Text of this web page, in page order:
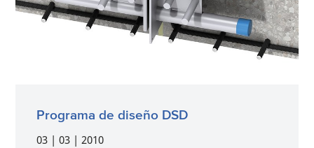
Programa de diseño DSD
03 | 03 | 2010